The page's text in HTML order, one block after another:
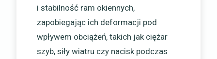
i stabilność ram okiennych,
zapobiegając ich deformacji pod
wpływem obciążeń, takich jak ciężar
szyb, siły wiatru czy nacisk podczas